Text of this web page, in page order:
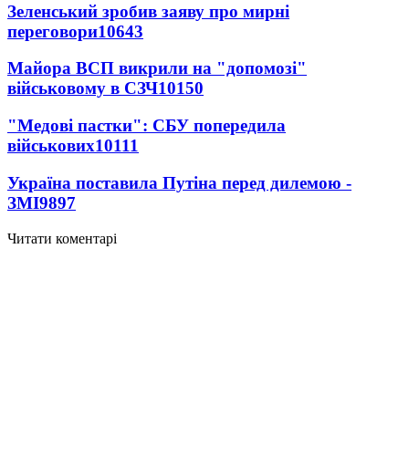
Зеленський зробив заяву про мирні
переговори10643
Майора ВСП викрили на "допомозі"
військовому в СЗЧ10150
"Медові пастки": СБУ попередила
військових10111
Україна поставила Путіна перед дилемою -
ЗМІ9897
Читати коментарі